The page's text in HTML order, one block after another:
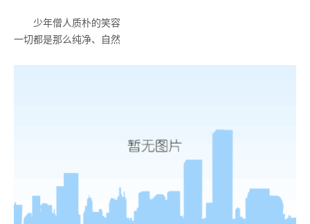
少年僧人质朴的笑容
一切都是那么纯净、自然